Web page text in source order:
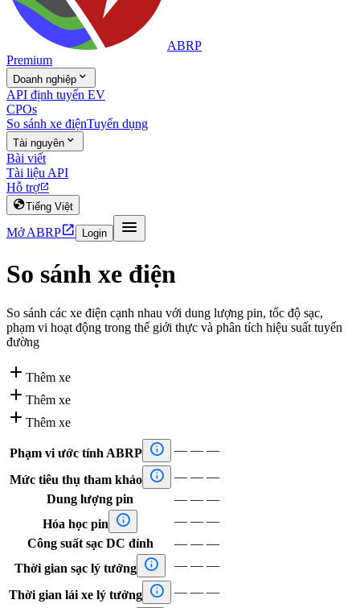
ABRP
Premium
Doanh nghiệp 
API định tuyến EV
CPOs
So sánh xe điệnTuyển dụng
Tài nguyên 
Bài viết
Tài liệu API
Hỗ trợ
Tiếng Việt
Mở ABRP Login 
So sánh xe điện
So sánh các xe điện cạnh nhau với dung lượng pin, tốc độ sạc,
phạm vi hoạt động trong thế giới thực và phân tích hiệu suất tuyến
đường
 Thêm xe
 Thêm xe
 Thêm xe
Phạm vi ước tính ABRP  — — —
Mức tiêu thụ tham khảo  — — —
Dung lượng pin
— — —
Hóa học pin
 — — —
Công suất sạc DC đỉnh
— — —
Thời gian sạc lý tưởng  — — —
Thời gian lái xe lý tưởng  — — —